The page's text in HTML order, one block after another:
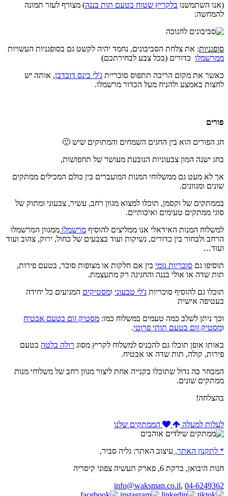
(אנו השתמשנו בלקריץ שטוח בטעם תות בננה) מצורף לעזר תמונה
להמחשה:
סופגניות: את צלחת הסביבונים, נחמד יהיה לקשט גם בסופגניות העשויות
ממרשמלו כדורים (בכל צבע לבחירתכם)
כאשר את מקום הריבה תתפוס סוכריית ג'לי בינס דובדבן, אותה יש
לחצות באמצע ולהניח מעל הכדור מרשמלו.
פורים
חג הפורים הוא בין החגים השמחים והמתוקים שיש 🙂
בחג ישנה המון צבעוניות הנובעת מעושר של תחפושות,
אך לא מעט גם ממשלוחי המנות המועברים בין כולם המכילים ממתקים
שונים ומגוונים.
בממתקים של וקסמן, תוכלו למצוא מגוון רחב, עשיר, צבעוני ומתוק של
סוגי ממתקים טעימים ואיכותיים.
למשלוח המנות האידאלי אנו ממליצים להוסיף מרשמלו ממגוון המרשמלו
הרחב ולבחור בין כדורים, נשיקות ועוד בצבעים של כחול, ירוק, צהוב ועוד
ועוד…
תוסיפו גם סוכריות גומי בין אם חלקות או מצופות סוכר, בטעם פירות,
תות שדה או אולי בננה והחגיגה רק מתעצמת.
תוכלו גם להוסיף סוכריות ג'לי טבעוני ומסטיקים המגיעים כל יחידה
בעטיפה אישית
וכך ניתן לשלב כמה טעמים במשלוח כמו: מסטיק זום בטעם אבטיח
ומסטיק זום בטעם תותי פרוטי.
באותו אופן תוכלו גם להכניס למשלוח לקריץ מסוג רולה בלטה בטעם
פירות, קולה, תות שדה או אבטיח.
המבחר כה גדול שתוכלו בקנייה אחת ליצור מגוון רחב של משלוחי מנות
ממתקים שונים.
בהצלחה!
לעלות למעלה הממתקים שלנו
* לתקנון האתר, עיצוב האתר: גליה סביר,
חנות היבואן, ברקת 6, פארק תעשיה צפוני קיסריה
info@waksman.co.il, 04-6249362